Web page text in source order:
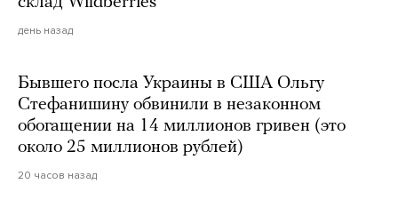
день назад
Бывшего посла Украины в США Ольгу
Стефанишину обвинили в незаконном
обогащении на 14 миллионов гривен (это
около 25 миллионов рублей)
20 часов назад